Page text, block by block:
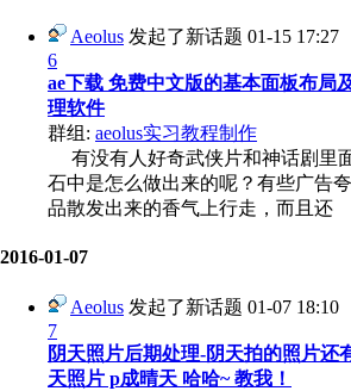
Aeolus 发起了新话题 01-15 17:27
6
ae下载 免费中文版的基本面板布局
理软件
群组: aeolus实习教程制作
有没有人好奇武侠片和神话剧里
石中是怎么做出来的呢？有些广告
品散发出来的香气上行走，而且还
2016-01-07
Aeolus 发起了新话题 01-07 18:10
7
阴天照片后期处理-阴天拍的照片还
天照片 p成晴天 哈哈~ 教我！